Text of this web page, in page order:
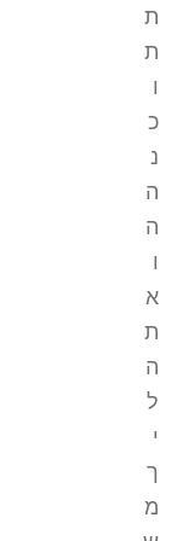
ת
ת
ו
כ
נ
ה
ה
ו
א
ת
ה
ל
י
ך
מ